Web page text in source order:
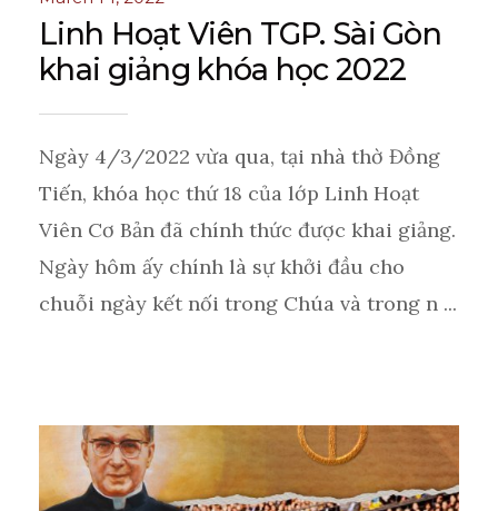
Linh Hoạt Viên TGP. Sài Gòn
khai giảng khóa học 2022
Ngày 4/3/2022 vừa qua, tại nhà thờ Đồng
Tiến, khóa học thứ 18 của lớp Linh Hoạt
Viên Cơ Bản đã chính thức được khai giảng.
Ngày hôm ấy chính là sự khởi đầu cho
chuỗi ngày kết nối trong Chúa và trong n ...